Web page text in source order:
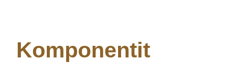
Komponentit